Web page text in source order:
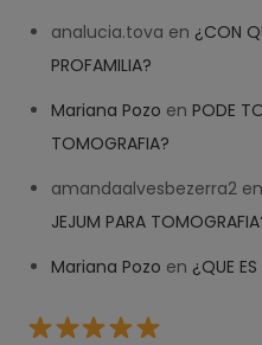
analucia.tova en ¿CON
PROFAMILIA?
Mariana Pozo enPODE
TOMOGRAFIA?
amandaalvesbezerra2
JEJUM PARA
Mariana Pozo en ¿QUE